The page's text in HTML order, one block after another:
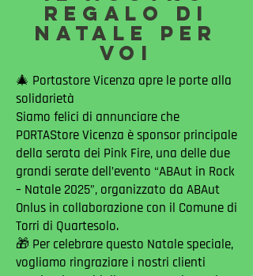
REGalo di
natale per
voi
🎄 Portastore Vicenza apre le porte alla
solidarietà
Siamo felici di annunciare che
PORTAStore Vicenza è sponsor principale
della serata dei Pink Fire, una delle due
grandi serate dell’evento “ABAut in Rock
– Natale 2025”, organizzato da ABAut
Onlus in collaborazione con il Comune di
Torri di Quartesolo.
🎁 Per celebrare questo Natale speciale,
vogliamo ringraziare i nostri clienti